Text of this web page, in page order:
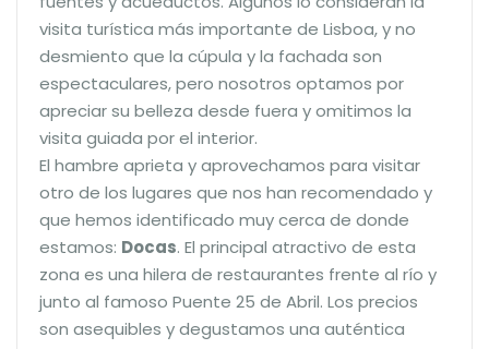
visita turística más importante de Lisboa, y no
desmiento que la cúpula y la fachada son
espectaculares, pero nosotros optamos por
apreciar su belleza desde fuera y omitimos la
visita guiada por el interior.
El hambre aprieta y aprovechamos para visitar
otro de los lugares que nos han recomendado y
que hemos identificado muy cerca de donde
estamos: Docas. El principal atractivo de esta
zona es una hilera de restaurantes frente al río y
junto al famoso Puente 25 de Abril. Los precios
son asequibles y degustamos una auténtica